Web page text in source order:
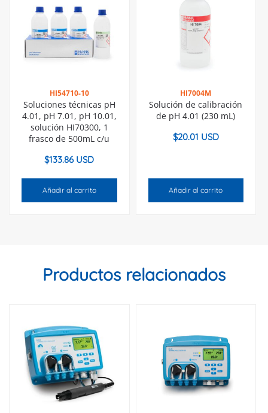
HI54710-10
Soluciones técnicas pH
4.01, pH 7.01, pH 10.01,
solución HI70300, 1
frasco de 500mL c/u
$133.86 USD
Añadir al carrito
HI7004M
Solución de calibración
de pH 4.01 (230 mL)
$20.01 USD
Añadir al carrito
Productos relacionados